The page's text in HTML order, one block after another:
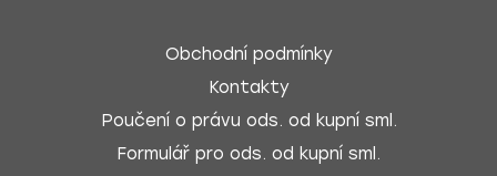
Obchodní podmínky
Kontakty
Poučení o právu ods. od kupní sml.
Formulář pro ods. od kupní sml.